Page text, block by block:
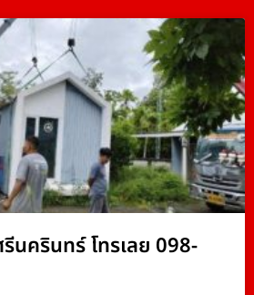
นครินทร์ โทรเลย 098-